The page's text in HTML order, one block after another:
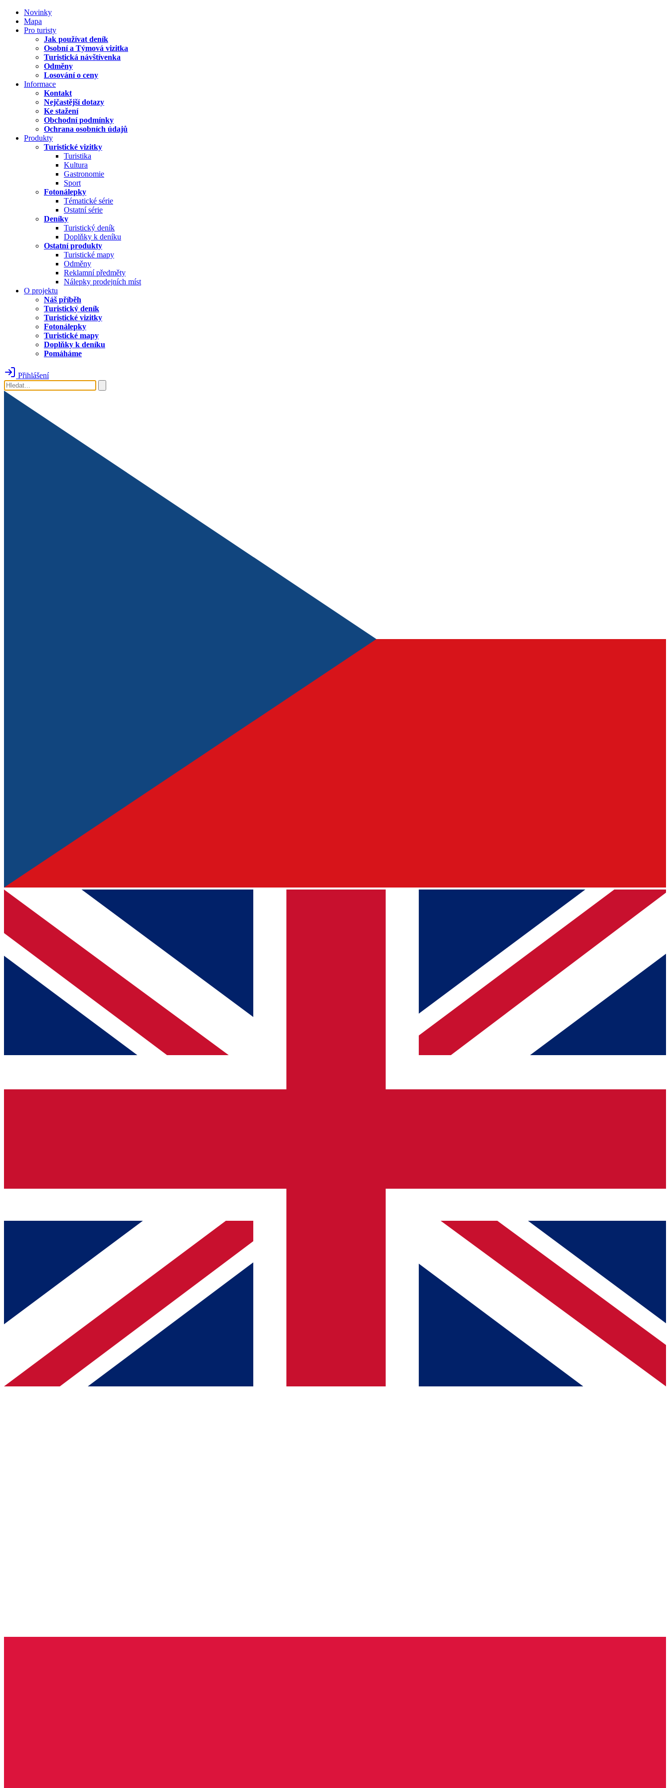
Novinky
Mapa
Pro turisty
Jak používat deník
Osobní a Týmová vizitka
Turistická návštívenka
Odměny
Losování o ceny
Informace
Kontakt
Nejčastější dotazy
Ke stažení
Obchodní podmínky
Ochrana osobních údajů
Produkty
Turistické vizitky
Turistika
Kultura
Gastronomie
Sport
Fotonálepky
Tématické série
Ostatní série
Deníky
Turistický deník
Doplňky k deníku
Ostatní produkty
Turistické mapy
Odměny
Reklamní předměty
Nálepky prodejních míst
O projektu
Náš příběh
Turistický deník
Turistické vizitky
Fotonálepky
Turistické mapy
Doplňky k deníku
Pomáháme
Přihlášení